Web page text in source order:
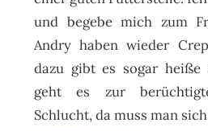
und begebe mich zum
Andry haben wieder
dazu gibt es sogar heiße
geht es zur
Schlucht, da muss man